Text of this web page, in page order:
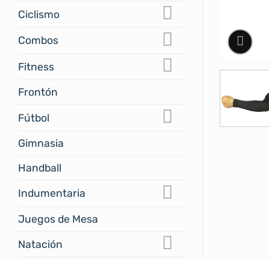
Ciclismo
Combos
Fitness
Frontón
Fútbol
Gimnasia
Handball
Indumentaria
Juegos de Mesa
Natación